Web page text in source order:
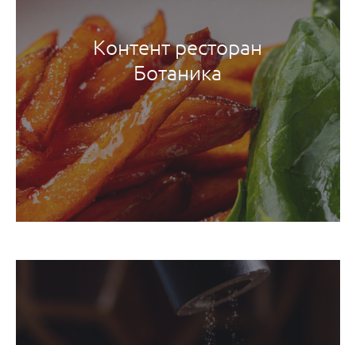
Контент ресторан
Ботаника